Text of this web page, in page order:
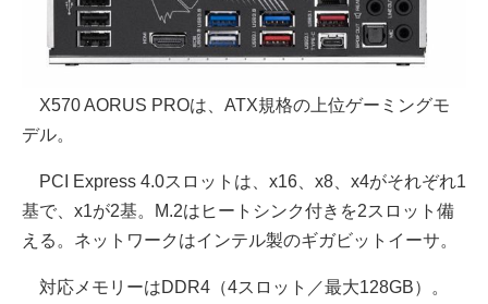
X570 AORUS PROは、ATX規格の上位ゲーミングモ
デル。
PCI Express 4.0スロットは、x16、x8、x4がそれぞれ1
基で、x1が2基。M.2はヒートシンク付きを2スロット備
える。ネットワークはインテル製のギガビットイーサ。
対応メモリーはDDR4（4スロット／最大128GB）。